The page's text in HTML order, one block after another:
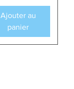
Ajouter au
panier